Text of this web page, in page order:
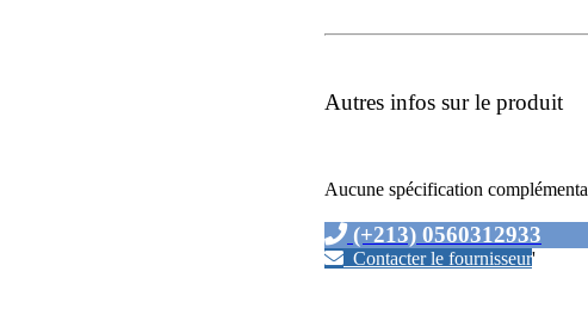
Autres infos sur le produit
Aucune spécification
(+213) 0560312933
Contacter le fournisseur'